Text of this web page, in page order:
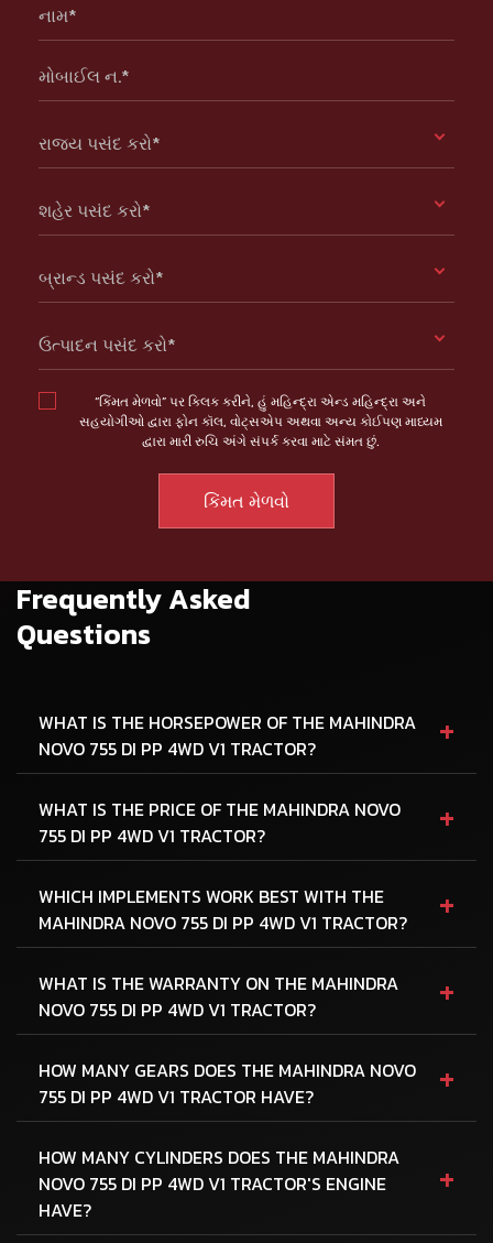
નામ*
મોબાઈલ ન.*
રાજ્ય પસંદ કરો*
શહેર પસંદ કરો*
બ્રાન્ડ પસંદ કરો*
ઉત્પાદન પસંદ કરો*
“કિંમત મેળવો” પર ક્લિક કરીને, હું મહિન્દ્રા એન્ડ મહિન્દ્રા અને
સહયોગીઓ દ્વારા ફોન કૉલ, વોટ્સએપ અથવા અન્ય કોઈપણ માધ્યમ
દ્વારા મારી રુચિ અંગે સંપર્ક કરવા માટે સંમત છું.
Frequently Asked
Questions
WHAT IS THE HORSEPOWER OF THE MAHINDRA
NOVO 755 DI PP 4WD V1 TRACTOR?
+
WHAT IS THE PRICE OF THE MAHINDRA NOVO
755 DI PP 4WD V1 TRACTOR?
+
WHICH IMPLEMENTS WORK BEST WITH THE
MAHINDRA NOVO 755 DI PP 4WD V1 TRACTOR?
+
WHAT IS THE WARRANTY ON THE MAHINDRA
NOVO 755 DI PP 4WD V1 TRACTOR?
+
HOW MANY GEARS DOES THE MAHINDRA NOVO
755 DI PP 4WD V1 TRACTOR HAVE?
+
HOW MANY CYLINDERS DOES THE MAHINDRA
NOVO 755 DI PP 4WD V1 TRACTOR'S ENGINE
HAVE?
+